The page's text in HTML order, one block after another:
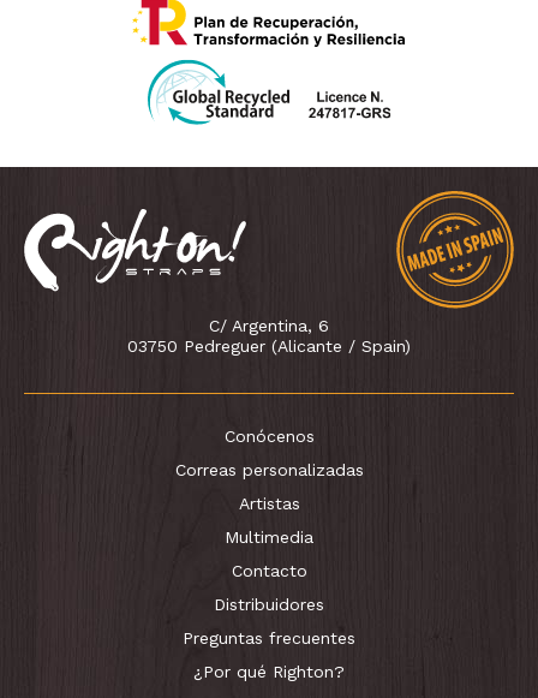
C/ Argentina, 6
03750 Pedreguer (Alicante / Spain)
Conócenos
Correas personalizadas
Artistas
Multimedia
Contacto
Distribuidores
Preguntas frecuentes
¿Por qué Righton?